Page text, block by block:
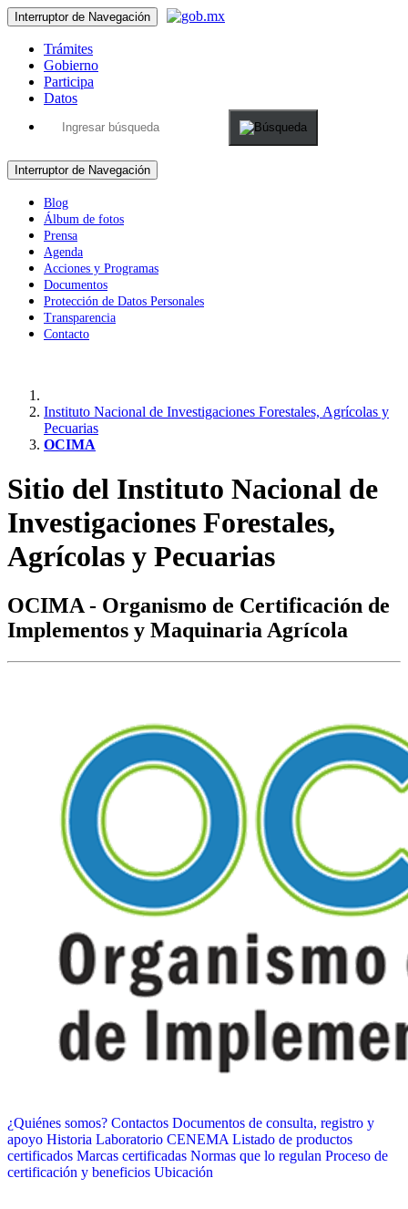
Interruptor de Navegación
Trámites
Gobierno
Participa
Datos
Interruptor de Navegación
Blog
Álbum de fotos
Prensa
Agenda
Acciones y Programas
Documentos
Protección de Datos Personales
Transparencia
Contacto
Instituto Nacional de Investigaciones Forestales, Agrícolas y
Pecuarias
OCIMA
Sitio del Instituto Nacional de
Investigaciones Forestales,
Agrícolas y Pecuarias
OCIMA - Organismo de Certificación de
Implementos y Maquinaria Agrícola
¿Quiénes somos? Contactos Documentos de consulta, registro y
apoyo Historia Laboratorio CENEMA Listado de productos
certificados Marcas certificadas Normas que lo regulan Proceso de
certificación y beneficios Ubicación